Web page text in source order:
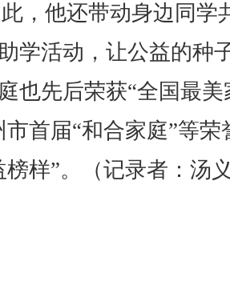
，他还带动身边同学
学活动，让公益的种
也先后荣获“全国最
市首届“和合家庭”等
榜样”。（记录者：汤